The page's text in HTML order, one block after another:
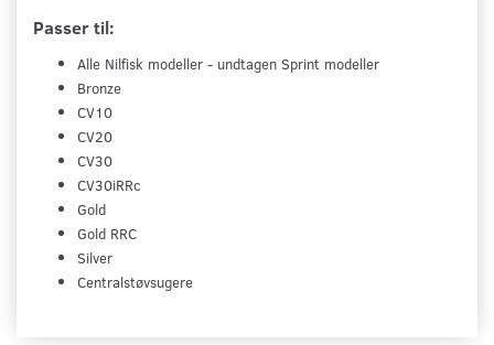
Passer til:
Alle Nilfisk modeller - undtagen Sprint modeller
Bronze
CV10
CV20
CV30
CV30iRRc
Gold
Gold RRC
Silver
Centralstøvsugere